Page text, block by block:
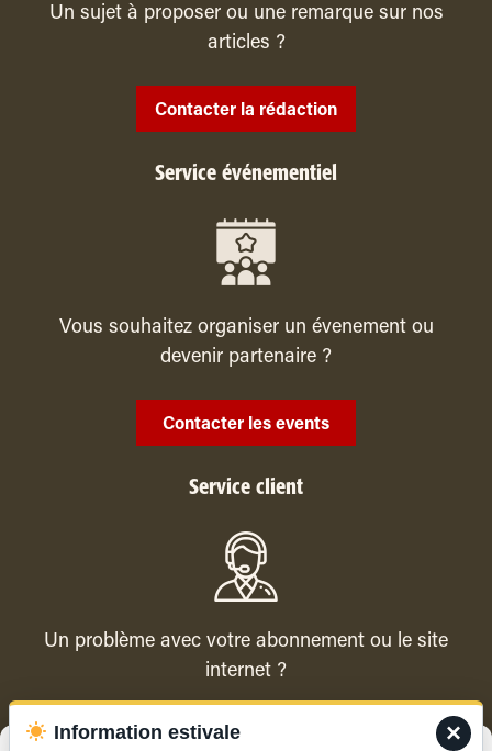
Un sujet à proposer ou une remarque sur nos
articles ?
Contacter la rédaction
Service événementiel
Vous souhaitez organiser un évenement ou
devenir partenaire ?
Contacter les events
Service client
Un problème avec votre abonnement ou le site
internet ?
Contacter le service client ×
Information estivale